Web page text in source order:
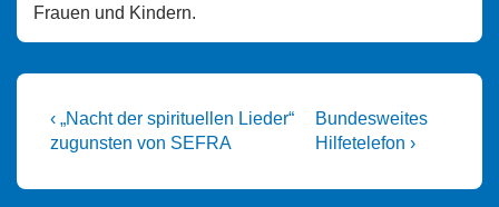
Frauen und Kindern.
Beitragsnavigation
Vorheriger
Beitrag
‹ „Nacht der spirituellen Lieder“
zugunsten von SEFRA
Nächster
Beitrag
Bundesweites
Hilfetelefon ›